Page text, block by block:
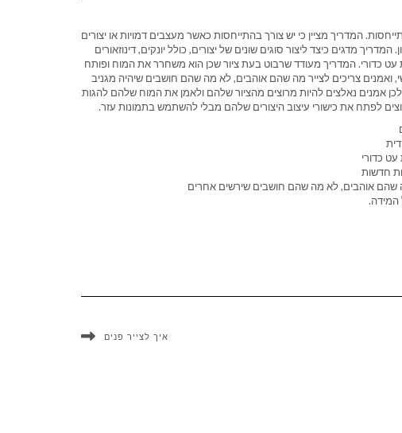
המדריך מציין כי יש צורך בהתייחסות כאשר מעצבים דמויות או יצורים
מדגים כיצד ליצור סוגים שונים של יצורים, כולל יונקים, דינוזאורים
עט כדורי. המדריך מעודד שרבוט בעת ציור שכן הוא משחרר את המוח ופותח
ואמנים צריכים לצייר מה שהם אוהבים, לא מה שהם חושבים שיהיה מגניב
אמנים נאלצים להיות מרוצים מהציור שלהם ולאמן את המוח שלהם להגות
לפתח את כישורי עיצוב היצורים שלהם מבלי להשתמש בתמונות עזר.
כדורי
חדשות
שהם אוהבים, לא מה שהם חושבים שירשים אחרים
המידה.
איך לצייר פנים